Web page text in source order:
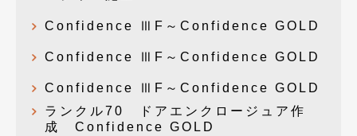
Confidence ⅢF～Confidence GOLD
Confidence ⅢF～Confidence GOLD
Confidence ⅢF～Confidence GOLD
ランクル70 ドアエンクロージュア作
成 Confidence GOLD